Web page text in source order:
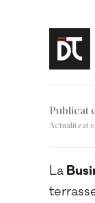
Publicat
Actualitzat
La